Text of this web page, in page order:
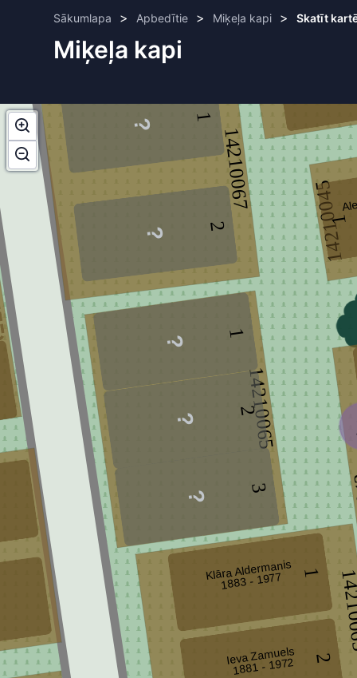
Sākumlapa > Apbedītie > Miķeļa kapi > Skatīt
Miķeļa kapi
14210067
14210045
14210065
1
1
2
1
2
3
1
2
Klāra Aldermanis
1883 - 1977
Ieva Zamuels
1881 - 1972